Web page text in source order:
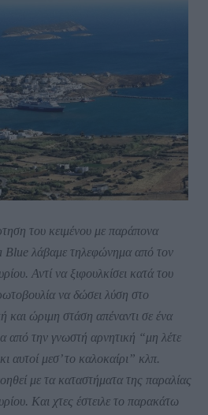
του κειμένου με παράπονα
Blue λάβαμε τηλεφώνημα από τον
Αντί να ξιφουλκίσει κατά του
να δώσει λύση στο
και ώριμη στάση απέναντι σε ένα
από την γνωστή αρνητική “μη λέτε
αυτοί μεσ’ το καλοκαίρι” κλπ.
με τα καταστήματα της παραλίας
Και χτες έστειλε το παρακάτω